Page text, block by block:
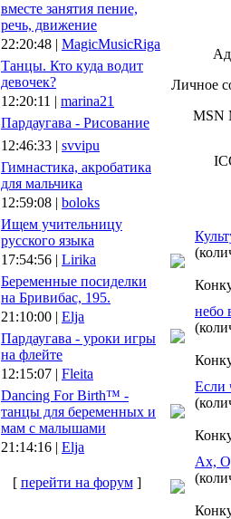
вместе занятия пение,
речь, движение
22:20:48 | MagicMusicRiga
Танцы. Кто куда водит
девочек?
12:20:11 | marina21
Пардаугава - Рисование
12:46:33 | svvipu
Гимнастика, акробатика
для мальчика
12:59:08 | boloks
Ищем учительницу
русского языка
17:54:56 | Lirika
Беременные посиделки
на Бривибас, 195.
21:10:00 | Elja
Пардаугава - уроки игры
на флейте
12:15:07 | Fleita
Dancing For Birth™ -
танцы для беременных и
мам с малышами
21:14:16 | Elja
[ перейти на форум]
Личное
MSN
небо
Если
Ах,